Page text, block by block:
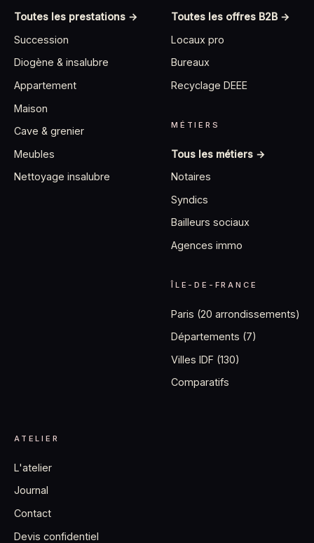
Toutes les prestations →
Succession
Diogène & insalubre
Appartement
Maison
Cave & grenier
Meubles
Nettoyage insalubre
Toutes les offres B2B →
Locaux pro
Bureaux
Recyclage DEEE
MÉTIERS
Tous les métiers →
Notaires
Syndics
Bailleurs sociaux
Agences immo
ÎLE-DE-FRANCE
Paris (20 arrondissements)
Départements (7)
Villes IDF (130)
Comparatifs
ATELIER
L'atelier
Journal
Contact
Devis confidentiel